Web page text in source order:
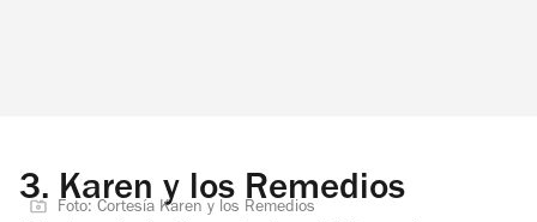
3. Karen y los Remedios
Foto: Cortesía Karen y los Remedios